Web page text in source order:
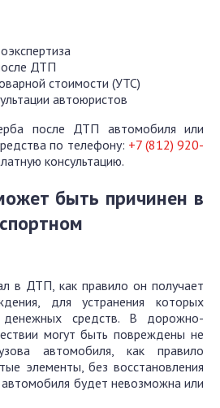
ДТП
стоимости (УТС)
автоюристов
после ДТП автомобиля или
по телефону: +7 (812) 920-
консультацию.
быть причинен в
в ДТП, как правило он получает
для устранения которых
денежных средств. В дорожно-
могут быть повреждены не
автомобиля, как правило
элементы, без восстановления
автомобиля будет невозможна или